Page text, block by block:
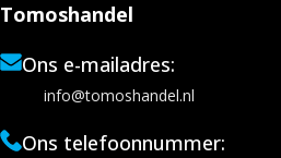
Tomoshandel
Ons e-mailadres:
info@tomoshandel.nl
Ons telefoonnummer: